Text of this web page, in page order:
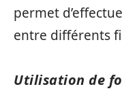
permet
entre différents
Utilisation de